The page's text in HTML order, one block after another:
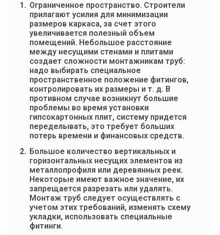
Ограниченное пространство. Строители
прилагают усилия для минимизации
размеров каркаса, за счет этого
увеличивается полезный объем
помещений. Небольшое расстояние
между несущими стенами и плитами
создает сложности монтажникам труб:
надо выбирать специальное
пространственное положение фитингов,
контролировать их размеры и т. д. В
противном случае возникнут большие
проблемы во время установки
гипсокартонных плит, систему придется
переделывать, это требует больших
потерь времени и финансовых средств.
Большое количество вертикальных и
горизонтальных несущих элементов из
металлопрофиля или деревянных реек.
Некоторые имеют важное значение, их
запрещается разрезать или удалять.
Монтаж труб следует осуществлять с
учетом этих требований, изменять схему
укладки, использовать специальные
фитинги.